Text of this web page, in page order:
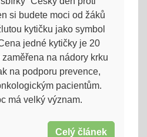
si budete moci od žáků
kytičku jako symbol
jedné kytičky je 20
na nádory krku
na podporu prevence,
pacientům.
má velký význam.
Celý článek